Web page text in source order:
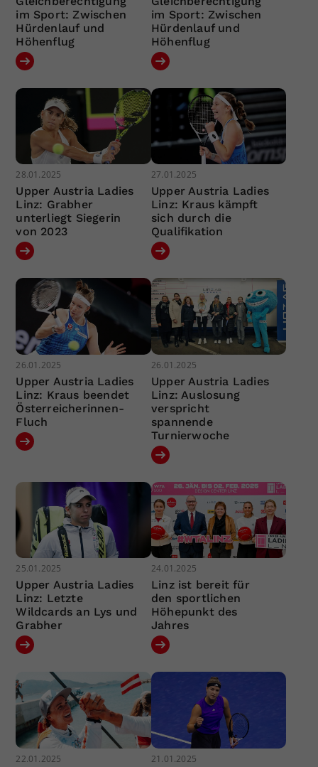
im Sport: Zwischen
Hürdenlauf und
Höhenflug
im Sport: Zwischen
Hürdenlauf und
Höhenflug
28.01.2025
Upper Austria Ladies
Linz: Grabher
unterliegt Siegerin
von 2023
27.01.2025
Upper Austria Ladies
Linz: Kraus kämpft
sich durch die
Qualifikation
26.01.2025
Upper Austria Ladies
Linz: Kraus beendet
Österreicherinnen-
Fluch
26.01.2025
Upper Austria Ladies
Linz: Auslosung
verspricht
spannende
Turnierwoche
25.01.2025
Upper Austria Ladies
Linz: Letzte
Wildcards an Lys und
Grabher
24.01.2025
Linz ist bereit für
den sportlichen
Höhepunkt des
Jahres
22.01.2025 21.01.2025